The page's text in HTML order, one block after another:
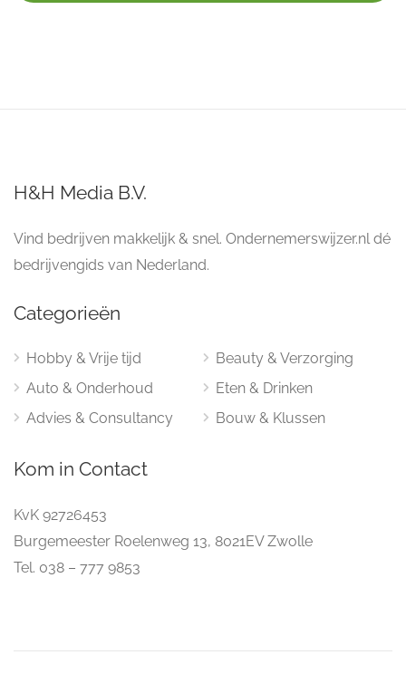
H&H Media B.V.
Vind bedrijven makkelijk & snel. Ondernemerswijzer.nl dé
bedrijvengids van Nederland.
Categorieën
Hobby & Vrije tijd
Auto & Onderhoud
Advies & Consultancy
Beauty & Verzorging
Eten & Drinken
Bouw & Klussen
Kom in Contact
KvK 92726453
Burgemeester Roelenweg 13, 8021EV Zwolle
Tel. 038 – 777 9853